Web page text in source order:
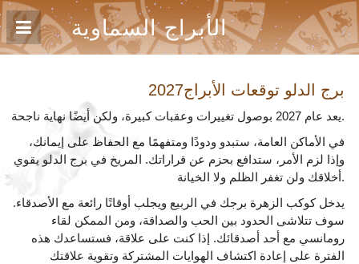
الأبراج السماوية
برج الدلو توقعات الأبراج2027
يعد عام 2027 بوصول تغييرات وعقبات كبيرة، ولكن أيضًا نهاية ناجحة.
في الأماكن العامة، ستبدو ودودًا ومتفهمًا مع الحفاظ على إيمانك،
وإذا لزم الأمر، ستدافع بحزم عن قراراتك. المريخ في برج الدلو يقوي
أخلاقك ولن تغفر الظلم ولا الخيانة.
يدخل كوكب الزهرة برجك في الربيع ويجلب أوقاتًا رائعة مع الأصدقاء.
سوف تتلاشى الحدود بين الحب والصداقة، ومن الممكن لقاء
رومانسي مع أحد أصدقائك. إذا كنت على علاقة، فستساعدك هذه
الفترة على إعادة اكتشاف الهوايات المشتركة وتقوية علاقتك